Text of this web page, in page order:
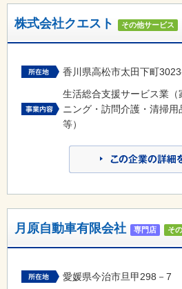
株式会社クエスト その他サービス
香川県高松市太田下町
生活総合支援サービス業
ニング・訪問介護・清掃
等）
月原自動車有限会社 専門店 そ
愛媛県今治市旦甲298－7